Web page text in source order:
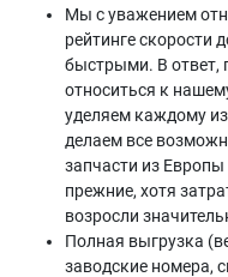
Мы с уважением
рейтинге скорости
быстрыми. В ответ,
относиться к
уделяем каждому
делаем все
запчасти из
прежние, хотя
возросли
Полная выгрузка
заводские номера,